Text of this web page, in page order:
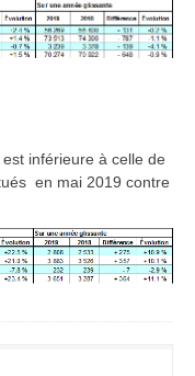
inférieure à celle de
en mai 2019 contre